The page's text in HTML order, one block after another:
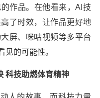
作品。在他看来，AI技
了时效，让作品更好地
屏、咪咕视频等多平台
见的可能性。
科技助燃体育精神